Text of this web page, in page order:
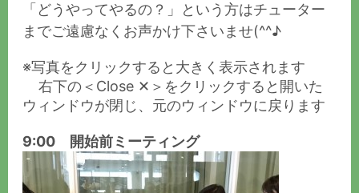
「どうやってやるの？」という方はチューター
までご遠慮なくお声かけ下さいませ(^^♪
※写真をクリックすると大きく表示されます
右下の＜Close ✕＞をクリックすると開いた
ウィンドウが閉じ、元のウィンドウに戻ります
9:00 開始前ミーティング